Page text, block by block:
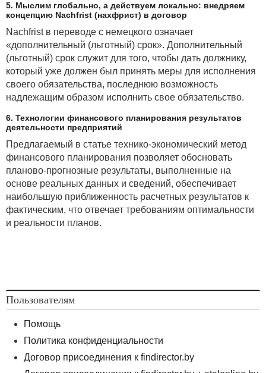
5. Мыслим глобально, а действуем локально: внедряем
концепцию Nachfrist (нахфрист) в договор
Nachfrist в переводе с немецкого означает
«дополнительный (льготный) срок». Дополнительный
(льготный) срок служит для того, чтобы дать должнику,
который уже должен был принять меры для исполнения
своего обязательства, последнюю возможность
надлежащим образом исполнить свое обязательство.
6. Технологии финансового планирования результатов
деятельности предприятий
Предлагаемый в статье технико-экономический метод
финансового планирования позволяет обосновать
планово-прогнозные результаты, выполненные на
основе реальных данных и сведений, обеспечивает
наибольшую приближенность расчетных результатов к
фактическим, что отвечает требованиям оптимальности
и реальности планов.
Пользователям
Помощь
Политика конфиденциальности
Договор присоединения к findirector.by